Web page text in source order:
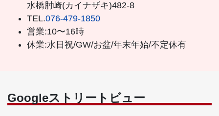
水橋肘崎(カイナザキ)482-8
TEL.076-479-1850
営業:10〜16時
休業:水日祝/GW/お盆/年末年始/不定休有
Googleストリートビュー